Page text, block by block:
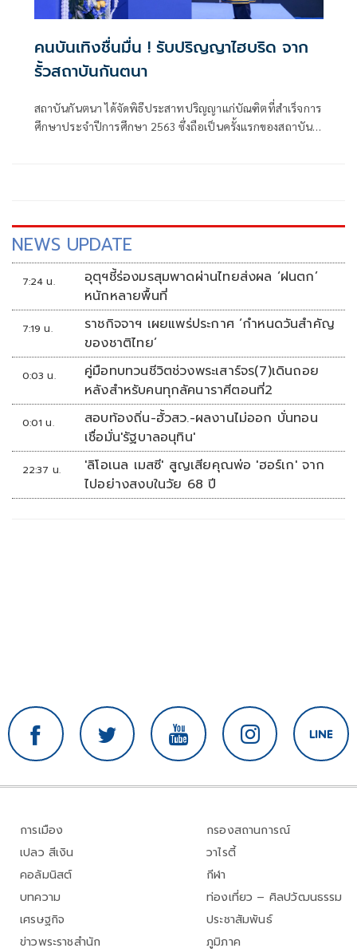
คนบันเทิงชื่นมื่น ! รับปริญญาไฮบริด จาก
รั้วสถาบันกันตนา
สถาบันกันตนา ได้จัดพิธีประสาทปริญญาแก่บัณฑิตที่สำเร็จการ
ศึกษาประจำปีการศึกษา 2563 ซึ่งถือเป็นครั้งแรกของสถาบัน
2562 และ 2563 พร้อมกันทีเดียวเลย
NEWS UPDATE
7:24 น.
อุตุฯชี้ร่องมรสุมพาดผ่านไทยส่งผล ‘ฝนตก’
หนักหลายพื้นที่
7:19 น.
ราชกิจจาฯ เผยแพร่ประกาศ ‘กำหนดวันสำคัญ
ของชาติไทย’
0:03 น.
คู่มือทบทวนชีวิตช่วงพระเสาร์จร(7)เดินถอย
หลังสำหรับคนทุกลัคนาราศีตอนที่2
0:01 น.
สอบท้องถิ่น-ฮั้วสว.-ผลงานไม่ออก บั่นทอน
เชื่อมั่น'รัฐบาลอนุทิน'
22:37 น.
'ลิโอเนล เมสซี' สูญเสียคุณพ่อ 'ฮอร์เก' จาก
ไปอย่างสงบในวัย 68 ปี
การเมือง
เปลว สีเงิน
คอลัมนิสต์
บทความ
เศรษฐกิจ
ข่าวพระราชสำนัก
กรองสถานการณ์
วาไรตี้
กีฬา
ท่องเที่ยว – ศิลปวัฒนธรรม
ประชาสัมพันธ์
ภูมิภาค